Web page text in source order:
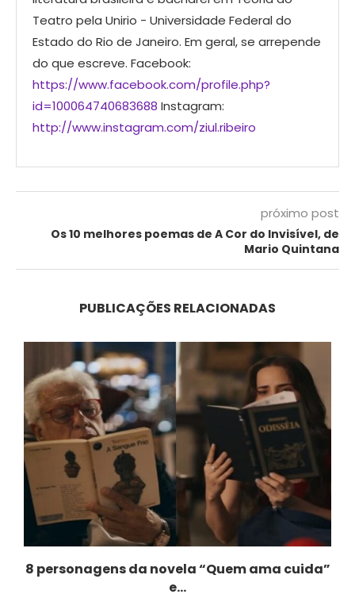
Teatro pela Unirio - Universidade Federal do
Estado do Rio de Janeiro. Em geral, se arrepende
do que escreve. Facebook:
https://www.facebook.com/profile.php?
id=100064740683688 Instagram:
http://www.instagram.com/ziul.ribeiro
próximo post
Os 10 melhores poemas de A Cor do Invisível, de
Mario Quintana
PUBLICAÇÕES RELACIONADAS
8 personagens da novela “Quem ama cuida”
e...